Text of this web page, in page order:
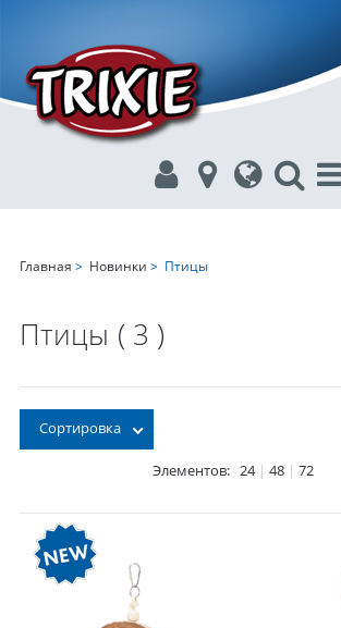
Главная > Новинки > Птицы
Птицы ( 3 )
Сортировка
Элементов: 24| 48| 72